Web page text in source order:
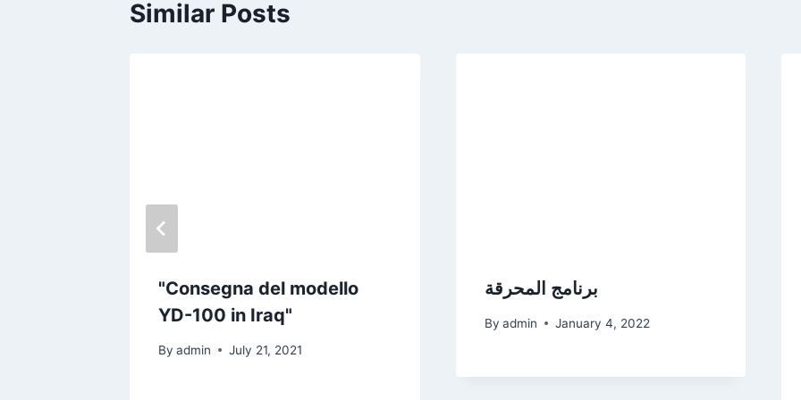
Similar Posts
"Consegna del modello
YD-100 in Iraq"
By admin July 21, 2021
برنامج المحرقة
By admin January 4, 2022